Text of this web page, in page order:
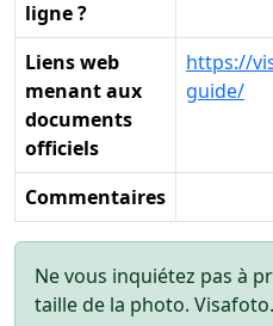
ligne ?
Liens web
menant aux
documents
officiels
https://
guide/
Commentaires
Ne vous inquiétez pas à
taille de la photo.